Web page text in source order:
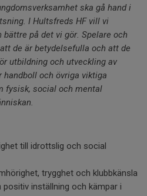
ska gå hand i
I Hultsfreds HF vill vi
på det vi gör. Spelare och
de är betydelsefulla och att de
utbildning och utveckling av
handboll och övriga viktiga
fysisk, social och mental
till idrottslig och social
trygghet och klubbkänsla
positiv inställning och kämpar i